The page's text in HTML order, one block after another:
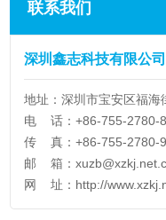
联系我们
深圳鑫志科技有限公司
地址：深圳市宝安区福海
电 话：+86-755-2780-
传 真：+86-755-2780-
邮 箱：
网 址： http://